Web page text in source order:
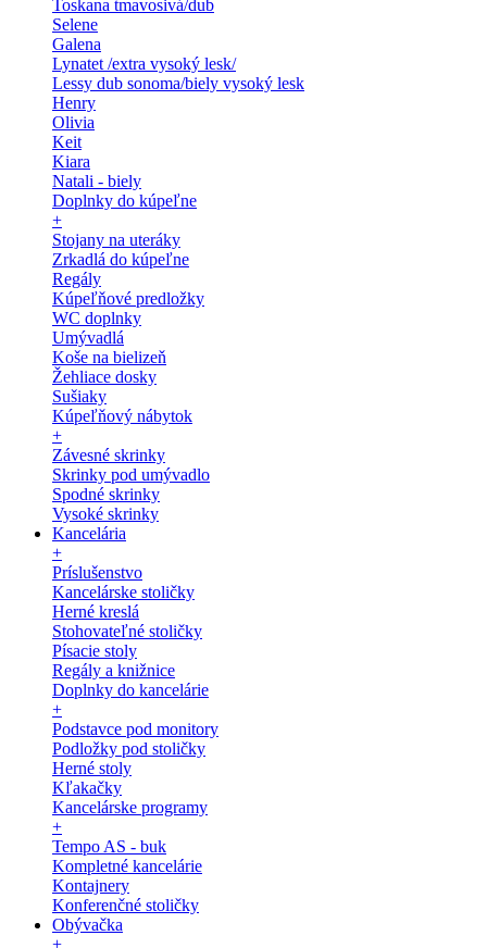
Toskana tmavosivá/dub
Selene
Galena
Lynatet /extra vysoký lesk/
Lessy dub sonoma/biely vysoký lesk
Henry
Olivia
Keit
Kiara
Natali - biely
Doplnky do kúpeľne
+
Stojany na uteráky
Zrkadlá do kúpeľne
Regály
Kúpeľňové predložky
WC doplnky
Umývadlá
Koše na bielizeň
Žehliace dosky
Sušiaky
Kúpeľňový nábytok
+
Závesné skrinky
Skrinky pod umývadlo
Spodné skrinky
Vysoké skrinky
Kancelária
+
Príslušenstvo
Kancelárske stoličky
Herné kreslá
Stohovateľné stoličky
Písacie stoly
Regály a knižnice
Doplnky do kancelárie
+
Podstavce pod monitory
Podložky pod stoličky
Herné stoly
Kľakačky
Kancelárske programy
+
Tempo AS - buk
Kompletné kancelárie
Kontajnery
Konferenčné stoličky
Obývačka
+